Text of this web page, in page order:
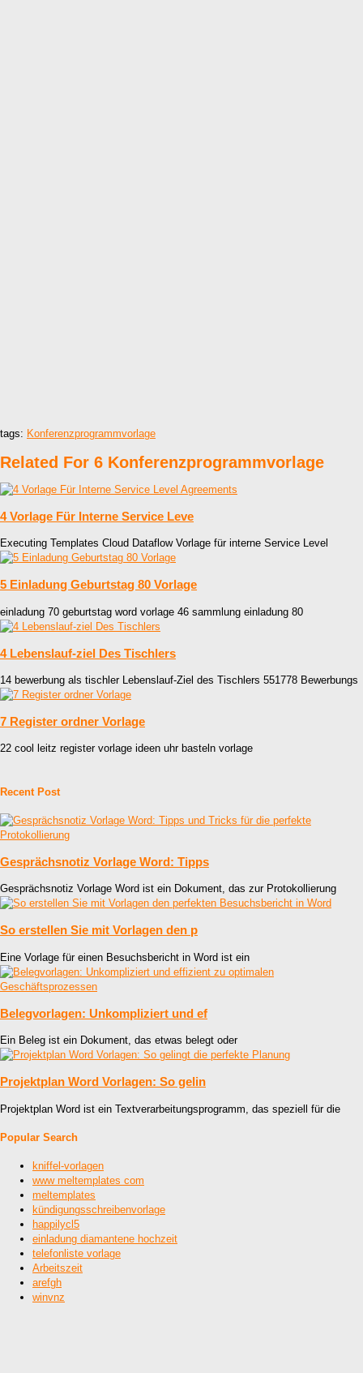
tags: Konferenzprogrammvorlage
Related For 6 Konferenzprogrammvorlage
4 Vorlage Für Interne Service Leve
Executing Templates Cloud Dataflow Vorlage für interne Service Level
5 Einladung Geburtstag 80 Vorlage
einladung 70 geburtstag word vorlage 46 sammlung einladung 80
4 Lebenslauf-ziel Des Tischlers
14 bewerbung als tischler Lebenslauf-Ziel des Tischlers 551778 Bewerbungs
7 Register ordner Vorlage
22 cool leitz register vorlage ideen uhr basteln vorlage
Recent Post
Gesprächsnotiz Vorlage Word: Tipps
Gesprächsnotiz Vorlage Word ist ein Dokument, das zur Protokollierung
So erstellen Sie mit Vorlagen den p
Eine Vorlage für einen Besuchsbericht in Word ist ein
Belegvorlagen: Unkompliziert und ef
Ein Beleg ist ein Dokument, das etwas belegt oder
Projektplan Word Vorlagen: So gelin
Projektplan Word ist ein Textverarbeitungsprogramm, das speziell für die
Popular Search
kniffel-vorlagen
www meltemplates com
meltemplates
kündigungsschreibenvorlage
happilycl5
einladung diamantene hochzeit
telefonliste vorlage
Arbeitszeit
arefgh
winvnz